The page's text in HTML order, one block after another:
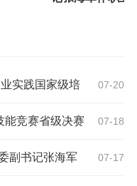
07-20
实践国家级培
07-18
能竞赛省级决赛
07-17
副书记张海军